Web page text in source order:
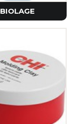
BIOLAGE